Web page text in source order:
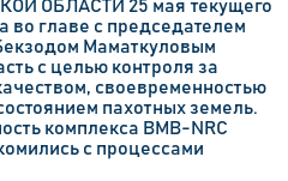
ОБЛАСТИ 25 мая текущего
во главе с председателем
Маматкуловым
с целью контроля за
своевременностью
пахотных земель.
комплекса BMB-NRC
с процессами